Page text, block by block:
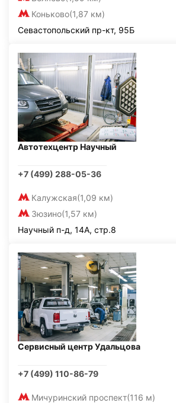
Коньково(1,87 км)
Севастопольский пр-кт, 95Б
Автотехцентр Научный
+7 (499) 288-05-36
Калужская(1,09 км)
Зюзино(1,57 км)
Научный п-д, 14А, стр.8
Сервисный центр Удальцова
+7 (499) 110-86-79
Мичуринский проспект(116 м)